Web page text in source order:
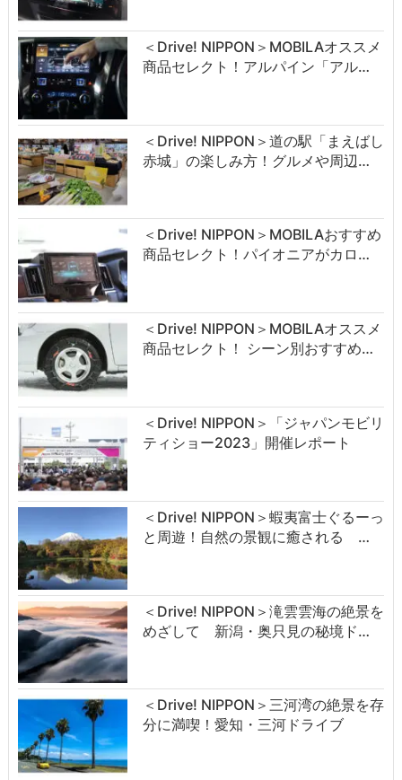
＜Drive! NIPPON＞MOBILAオススメ
商品セレクト！アルパイン「アル…
＜Drive! NIPPON＞道の駅「まえばし
赤城」の楽しみ方！グルメや周辺…
＜Drive! NIPPON＞MOBILAおすすめ
商品セレクト！パイオニアがカロ…
＜Drive! NIPPON＞MOBILAオススメ
商品セレクト！ シーン別おすすめ…
＜Drive! NIPPON＞「ジャパンモビリ
ティショー2023」開催レポート
＜Drive! NIPPON＞蝦夷富士ぐるーっ
と周遊！自然の景観に癒される …
＜Drive! NIPPON＞滝雲雲海の絶景を
めざして 新潟・奥只見の秘境ド…
＜Drive! NIPPON＞三河湾の絶景を存
分に満喫！愛知・三河ドライブ